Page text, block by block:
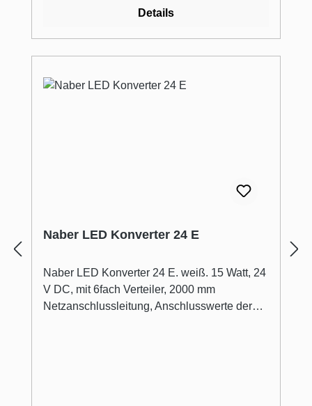
Details
Naber LED Konverter 24 E
Naber LED Konverter 24 E. weiß. 15 Watt, 24
V DC, mit 6fach Verteiler, 2000 mm
Netzanschlussleitung, Anschlusswerte der